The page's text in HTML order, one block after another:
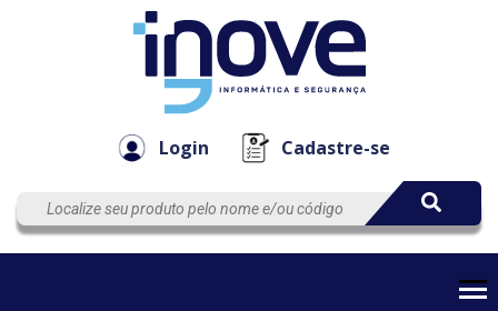
Login Cadastre-se
EmpresaAutomação